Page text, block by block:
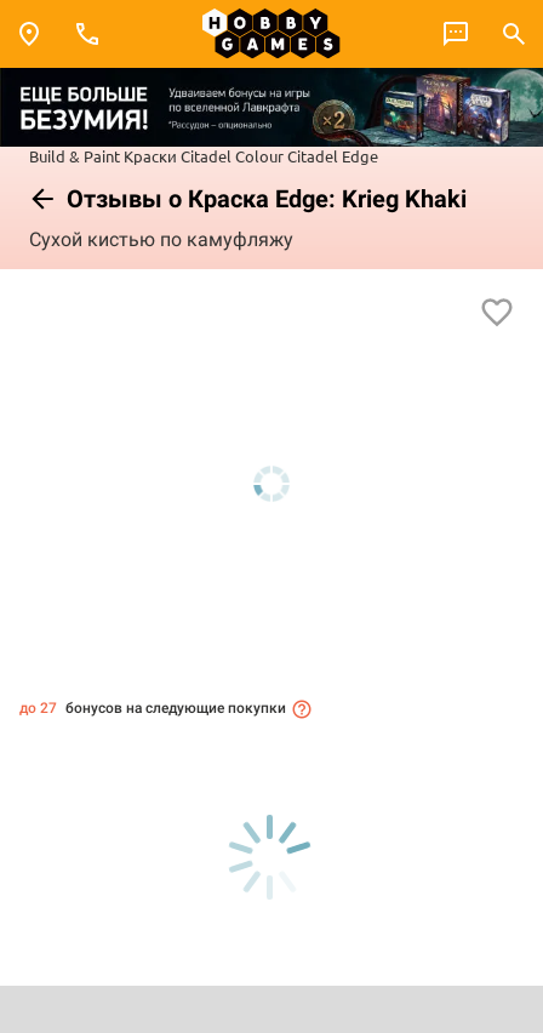
Build & Paint Краски Citadel ColourCitadel Edge
Отзывы о Краска Edge: Krieg Khaki
Сухой кистью по камуфляжу
до 27 бонусов на следующие покупки